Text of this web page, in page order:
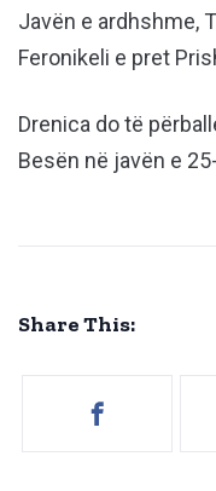
Javën e ardhshme,
Feronikeli e pret
Drenica do të
Besën në javën e
Share This: